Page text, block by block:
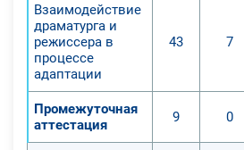
Взаимодействие
драматурга и
режиссера в
процессе
адаптации
43 7
Промежуточная
аттестация
9 0